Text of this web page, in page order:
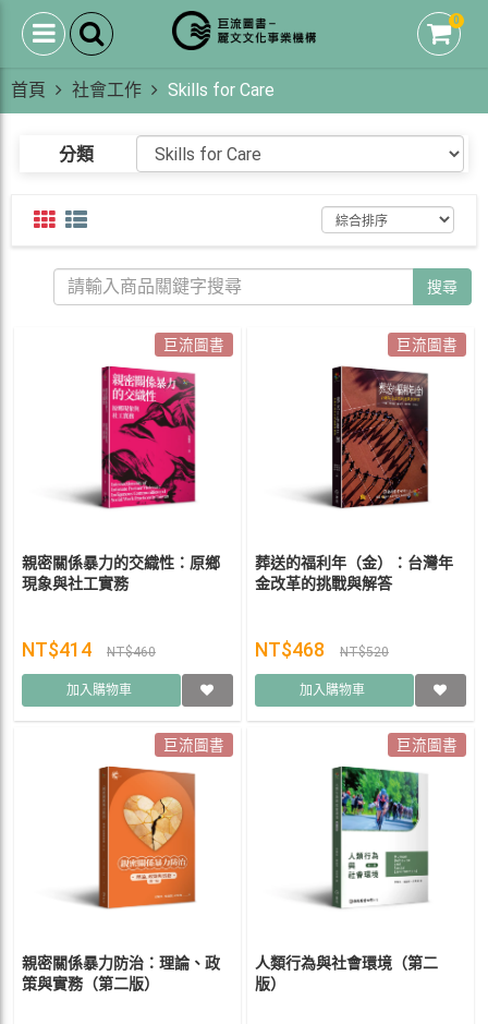
0
首頁 社會工作 Skills for Care
分類
搜尋
巨流圖書
親密關係暴力的交織性：原鄉
現象與社工實務
NT$414 NT$460
加入購物車
巨流圖書
葬送的福利年（金）：台灣年
金改革的挑戰與解答
NT$468 NT$520
加入購物車
巨流圖書
親密關係暴力防治：理論、政
策與實務（第二版）
巨流圖書
人類行為與社會環境（第二
版）